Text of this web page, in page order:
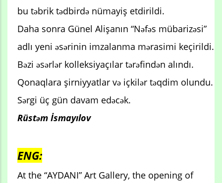
bu təbrik tədbirdə nümayiş etdirildi.
Daha sonra Günel Alişanın “Nəfəs mübarizəsi”
adlı yeni əsərinin imzalanma mərasimi keçirildi.
Bəzi əsərlər kolleksiyaçılar tərəfindən alındı.
Qonaqlara şirniyyatlar və içkilər təqdim olundu.
Sərgi üç gün davam edəcək.
Rüstəm İsmayılov
ENG:
At the “AYDANI” Art Gallery, the opening of